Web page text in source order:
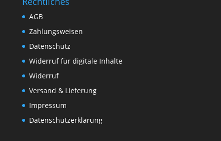
AGB
Zahlungsweisen
Datenschutz
Widerruf für digitale Inhalte
Widerruf
Versand & Lieferung
Impressum
Datenschutzerklärung